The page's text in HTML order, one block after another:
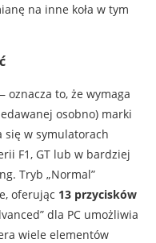
na inne koła w tym
oznacza to, że wymaga
osobno) marki
się w symulatorach
F1, GT lub w bardziej
Tryb „Normal”
oferując 13 przycisków
dla PC umożliwia
wiele elementów